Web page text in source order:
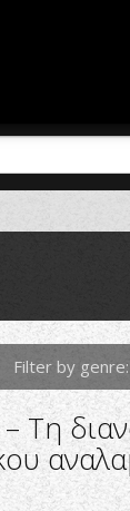
Filter by genre:
Τη